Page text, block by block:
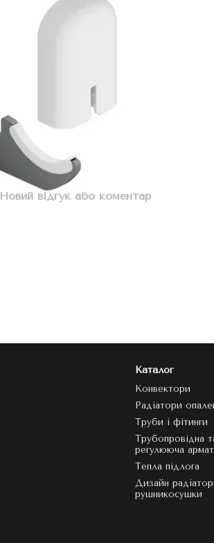
Новий відгук або коментар
Каталог
Конвектори
Радіатори
Труби і фітинги
Трубопровідна
регулююча
Тепла підлога
Дизайн
рушникосушки